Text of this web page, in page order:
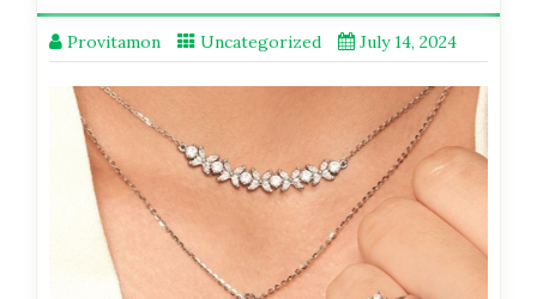
Provitamon Uncategorized July 14, 2024